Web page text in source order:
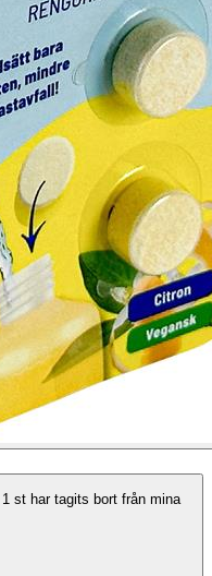
st har tagits bort från mina